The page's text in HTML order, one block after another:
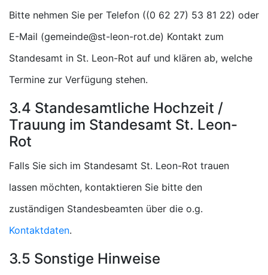
Bitte nehmen Sie per Telefon (
) oder
E-Mail (
) Kontakt zum
Standesamt in St. Leon-Rot auf und klären ab, welche
Termine zur Verfügung stehen.
3.4 Standesamtliche Hochzeit /
Trauung im Standesamt St. Leon-
Rot
Falls Sie sich im Standesamt St. Leon-Rot trauen
lassen möchten, kontaktieren Sie bitte den
zuständigen Standesbeamten über die o.g.
Kontaktdaten.
3.5 Sonstige Hinweise